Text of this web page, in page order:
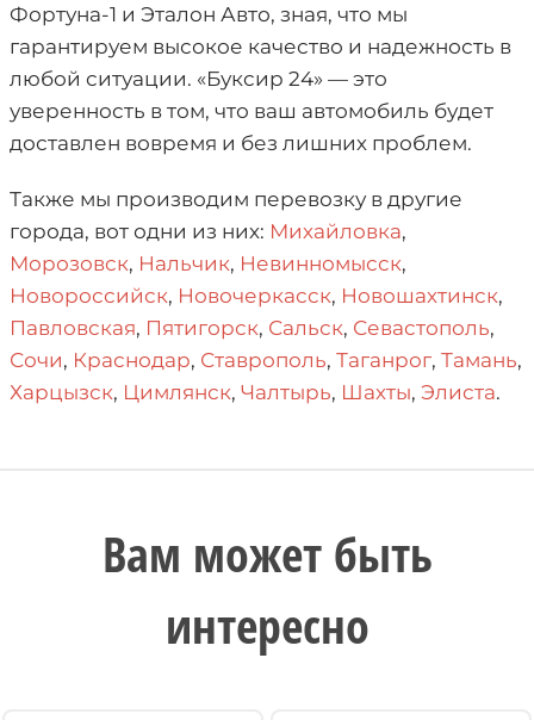
Фортуна-1 и Эталон Авто, зная, что мы
гарантируем высокое качество и надежность в
любой ситуации. «Буксир 24» — это
уверенность в том, что ваш автомобиль будет
доставлен вовремя и без лишних проблем.
Также мы производим перевозку в другие
города, вот одни из них: Михайловка,
Морозовск, Нальчик, Невинномысск,
Новороссийск, Новочеркасск, Новошахтинск,
Павловская, Пятигорск, Сальск, Севастополь,
Сочи, Краснодар, Ставрополь, Таганрог, Тамань,
Харцызск, Цимлянск, Чалтырь, Шахты, Элиста.
Вам может быть
интересно